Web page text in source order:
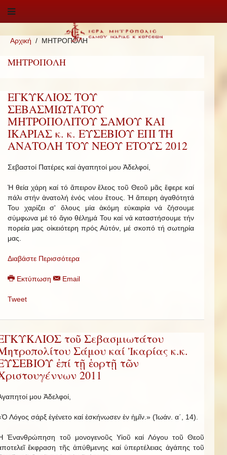
Αρχική ΜΗΤΡΟΠΟΛΗ
ΜΗΤΡΟΠΟΛΗ
ΕΓΚΥΚΛΙΟΣ ΤΟΥ
ΣΕΒΑΣΜΙΩΤΑΤΟΥ
ΜΗΤΡΟΠΟΛΙΤΟΥ ΣΑΜΟΥ ΚΑΙ
ΙΚΑΡΙΑΣ κ. κ. ΕΥΣΕΒΙΟΥ ΕΠΙ ΤΗ
ΑΝΑΤΟΛΗ ΤΟΥ ΝΕΟΥ ΕΤΟΥΣ 2012
Σεβαστοί Πατέρες καί ἀγαπητοί μου Ἀδελφοί,
Ἡ θεία χάρη καί τό ἄπειρον ἔλεος τοῦ Θεοῦ μᾶς ἔφερε καί
πάλι στήν ἀνατολή ἑνός νέου ἔτους. Ἡ ἄπειρη ἀγαθότητά
Του χαρίζει σ' ὅλους μία ἀκόμη εὐκαιρία νά ζήσουμε
σύμφωνα μέ τό ἅγιο θέλημά Του καί νά καταστήσουμε τήν
πορεία μας οἰκειότερη πρός Αὐτόν, μέ σκοπό τή σωτηρία
μας.
Διαβάστε Περισσότερα
Εκτύπωση Email
Tweet
τοῦ Σεβασμιωτάτου
Σάμου καί Ἰκαρίας κ.κ.
ἐπί τῇ ἑορτῇ τῶν
2011
μου Ἀδελφοί,
Λόγος σάρξ ἐγένετο καί ἐσκήνωσεν ἐν ἡμῖν.» (Ἰωάν. α΄, 14).
Ἐνανθρώπηση τοῦ μονογενοῦς Υἱοῦ καί Λόγου τοῦ Θεοῦ
ἔκφραση τῆς ἀπύθμενης καί ὑπερτέλειας ἀγάπης τοῦ